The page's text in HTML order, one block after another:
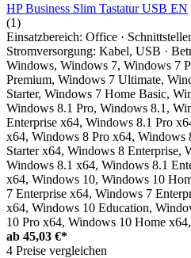
HP Business Slim Tastatur USB EN
(1)
Einsatzbereich: Office ·
Stromversorgung: Kabel, USB ·
Windows, Windows 7, Windows 7
Premium, Windows 7 Ultimate,
Starter, Windows 7 Home Basic,
Windows 8.1 Pro, Windows 8.1,
Enterprise x64, Windows 8.1 Pro
x64, Windows 8 Pro x64, Windows
Starter x64, Windows 8 Enterprise,
Windows 8.1 x64, Windows 8.1
x64, Windows 10, Windows 10
7 Enterprise x64, Windows 7
x64, Windows 10 Education,
10 Pro x64, Windows 10 Home
ab 45,03 €*
4 Preise vergleichen